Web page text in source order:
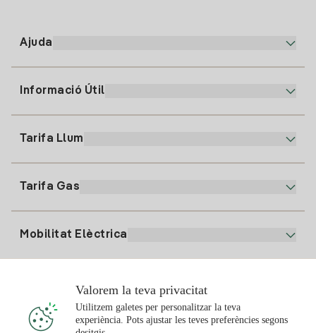
Ajuda
91 919 52 73
clientes@tuiberdrola.es
Informació Útil
Alta Gas
Tarifa Llum
Tarifa Gas
Mobilitat Elèctrica
Punts de Recàrrega
Valorem la teva privacitat
Utilitzem galetes per personalitzar la teva
experiència. Pots ajustar les teves preferències segons